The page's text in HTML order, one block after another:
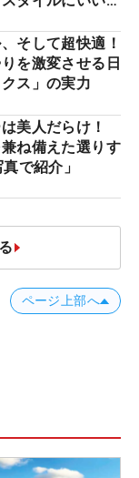
そして超快適！
を激変させる日
ス」の実力
美人だらけ！
兼ね備えた選りす
で紹介」
ページ上部へ